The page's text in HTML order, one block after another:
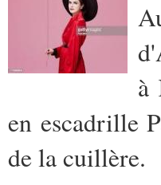
à
en escadrille
de la cuillère.